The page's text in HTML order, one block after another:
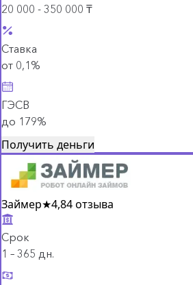
20 000 - 350 000 ₸
Ставка
от 0,1%
ГЭСВ
до 179%
Получить деньги
Займер★4,84 отзыва
Срок
1 – 365 дн.